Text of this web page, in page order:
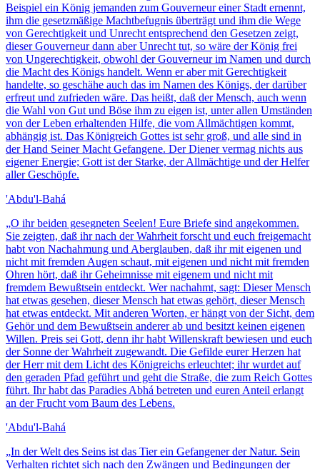
Beispiel ein König jemanden zum Gouverneur einer Stadt ernennt,
ihm die gesetzmäßige Machtbefugnis überträgt und ihm die Wege
von Gerechtigkeit und Unrecht entsprechend den Gesetzen zeigt,
dieser Gouverneur dann aber Unrecht tut, so wäre der König frei
von Ungerechtigkeit, obwohl der Gouverneur im Namen und durch
die Macht des Königs handelt. Wenn er aber mit Gerechtigkeit
handelte, so geschähe auch das im Namen des Königs, der darüber
erfreut und zufrieden wäre. Das heißt, daß der Mensch, auch wenn
die Wahl von Gut und Böse ihm zu eigen ist, unter allen Umständen
von der Leben erhaltenden Hilfe, die vom Allmächtigen kommt,
abhängig ist. Das Königreich Gottes ist sehr groß, und alle sind in
der Hand Seiner Macht Gefangene. Der Diener vermag nichts aus
eigener Energie; Gott ist der Starke, der Allmächtige und der Helfer
aller Geschöpfe.
'Abdu'l-Bahá
„O ihr beiden gesegneten Seelen! Eure Briefe sind angekommen.
Sie zeigten, daß ihr nach der Wahrheit forscht und euch freigemacht
habt von Nachahmung und Aberglauben, daß ihr mit eigenen und
nicht mit fremden Augen schaut, mit eigenen und nicht mit fremden
Ohren hört, daß ihr Geheimnisse mit eigenem und nicht mit
fremdem Bewußtsein entdeckt. Wer nachahmt, sagt: Dieser Mensch
hat etwas gesehen, dieser Mensch hat etwas gehört, dieser Mensch
hat etwas entdeckt. Mit anderen Worten, er hängt von der Sicht, dem
Gehör und dem Bewußtsein anderer ab und besitzt keinen eigenen
Willen. Preis sei Gott, denn ihr habt Willenskraft bewiesen und euch
der Sonne der Wahrheit zugewandt. Die Gefilde eurer Herzen hat
der Herr mit dem Licht des Königreichs erleuchtet; ihr wurdet auf
den geraden Pfad geführt und geht die Straße, die zum Reich Gottes
führt. Ihr habt das Paradies Abhá betreten und euren Anteil erlangt
an der Frucht vom Baum des Lebens.
'Abdu'l-Bahá
„In der Welt des Seins ist das Tier ein Gefangener der Natur. Sein
Verhalten richtet sich nach den Zwängen und Bedingungen der